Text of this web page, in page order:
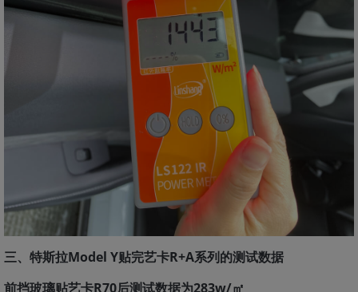
三、特斯拉Model Y贴完艺卡R+A系列的测试数据
前挡玻璃贴艺卡R70后测试数据为283w/㎡